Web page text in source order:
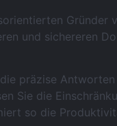
Gründer
und sichereren
präzise
Sie die
so die